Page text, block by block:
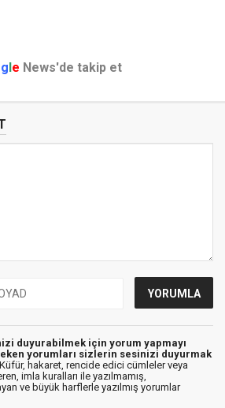
g e News'de takip et
duyurabilmek için yorum yapmayı
yorumları sizlerin sesinizi duyurmak
Küfür, hakaret, rencide edici cümleler veya
imla kuralları ile yazılmamış,
ve büyük harflerle yazılmış yorumlar